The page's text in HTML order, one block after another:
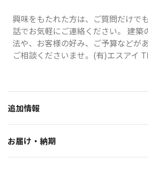
興味をもたれた方は、ご質問だけで
話でお気軽にご連絡ください。 建築
法や、お客様の好み、ご予算などが
ご相談くださいませ。(有)エスアイ
追加情報
お届け・納期